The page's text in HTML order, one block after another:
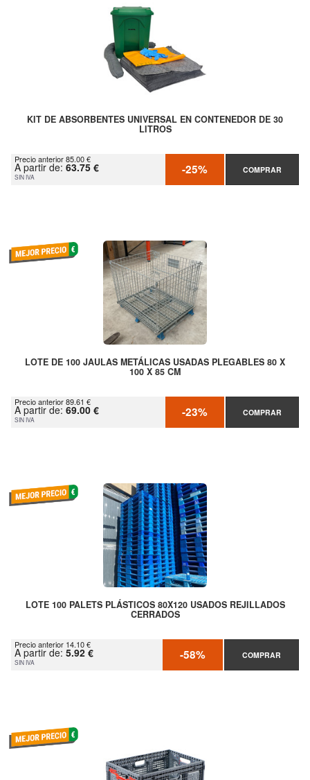
KIT DE ABSORBENTES UNIVERSAL EN CONTENEDOR DE 30
LITROS
Precio anterior 85.00 €
A partir de: 63.75 €
SIN IVA -25% COMPRAR
LOTE DE 100 JAULAS METÁLICAS USADAS PLEGABLES 80 X
100 X 85 CM
Precio anterior 89.61 €
A partir de: 69.00 €
SIN IVA -23% COMPRAR
LOTE 100 PALETS PLÁSTICOS 80X120 USADOS REJILLADOS
CERRADOS
Precio anterior 14.10 €
A partir de: 5.92 €
SIN IVA -58% COMPRAR